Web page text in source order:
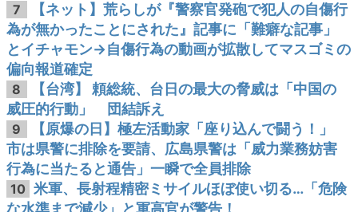
7
【ネット】荒らしが『警察官発砲で犯人の自傷行
為が無かったことにされた』記事に「難癖な記事」
とイチャモン→自傷行為の動画が拡散してマスゴミの
偏向報道確定
8
【台湾】 頼総統、台日の最大の脅威は「中国の
威圧的行動」 団結訴え
9
【原爆の日】極左活動家「座り込んで闘う！」
市は県警に排除を要請、広島県警は「威力業務妨害
行為に当たると通告」一瞬で全員排除
10 米軍、長射程精密ミサイルほぼ使い切る…「危険
な水準まで減少」と軍高官が警告！